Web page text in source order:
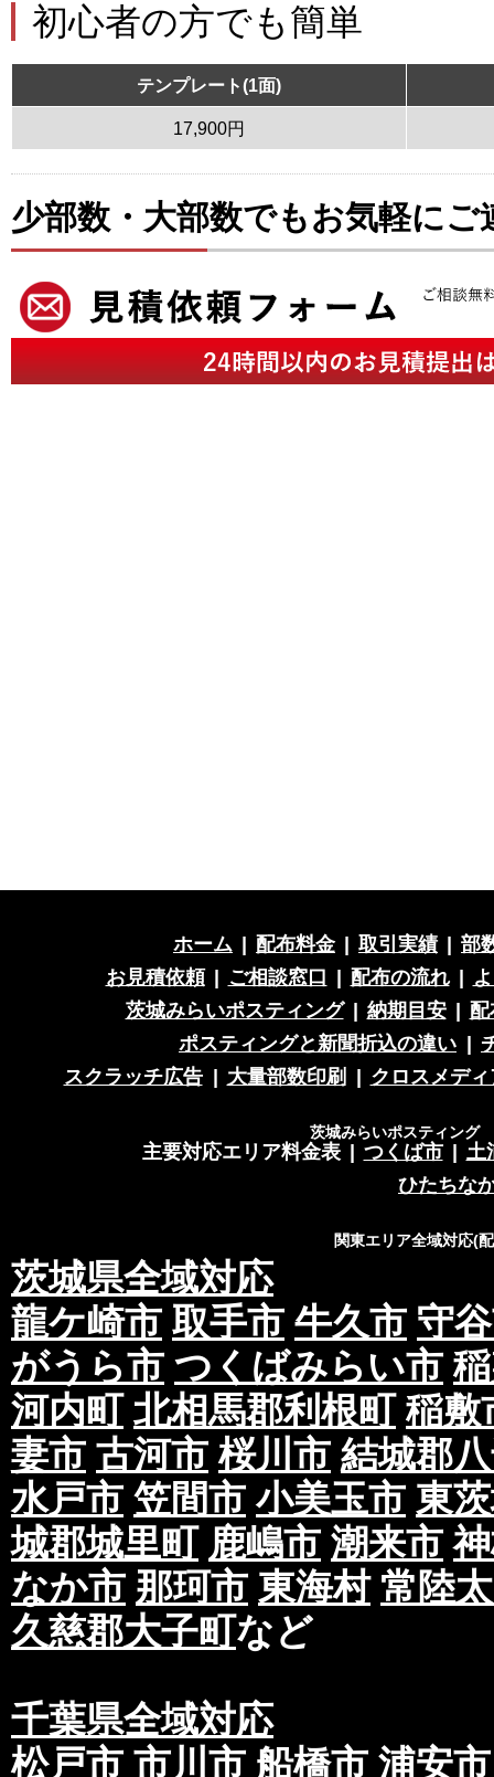
初心者の方でも簡単
テンプレート(1面)
17,900円
少部数・大部数でもお気軽にご
ホーム 配布料金 取引実績
部
お見積依頼
ご相談窓口 配布の流れ
茨城みらいポスティング
納期目安
ポスティングと新聞折込の違い
スクラッチ広告
大量部数印刷 クロスメディ
茨城みらいポスティング
主要対応エリア料金表 つくば市
土
ひたちな
関東エリア全域対応(
茨城県全域対応
龍ケ崎市 取手市 牛久市 守
がうら市 つくばみらい市
河内町 北相馬郡利根町 稲敷
妻市 古河市 桜川市 結城郡
水戸市 笠間市 小美玉市 東
城郡城里町 鹿嶋市 潮来市
なか市 那珂市 東海村 常陸
久慈郡大子町など
千葉県全域対応
松戸市 市川市 船橋市 浦安市